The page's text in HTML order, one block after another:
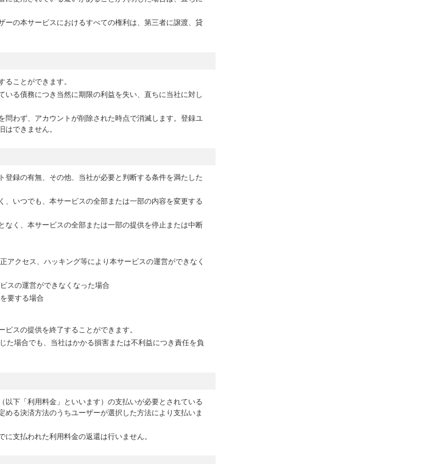
の本サービスにおけるすべての権利は、第三者に譲渡、貸
ことができます。
る債務につき当然に期限の利益を失い、直ちに当社に対し
わず、アカウントが削除された時点で消滅します。登録ユ
できません。
録の有無、その他、当社が必要と判断する条件を満たした
いつでも、本サービスの全部または一部の内容を変更する
く、本サービスの全部または一部の提供を停止または中断
アクセス、ハッキング等により本サービスの運営ができなく
スの運営ができなくなった場合
要する場合
スの提供を終了することができます。
場合でも、当社はかかる損害または不利益につき責任を負
下「利用料金」といいます）の支払いが必要とされている
る決済方法のうちユーザーが選択した方法により支払いま
支払われた利用料金の返還は行いません。